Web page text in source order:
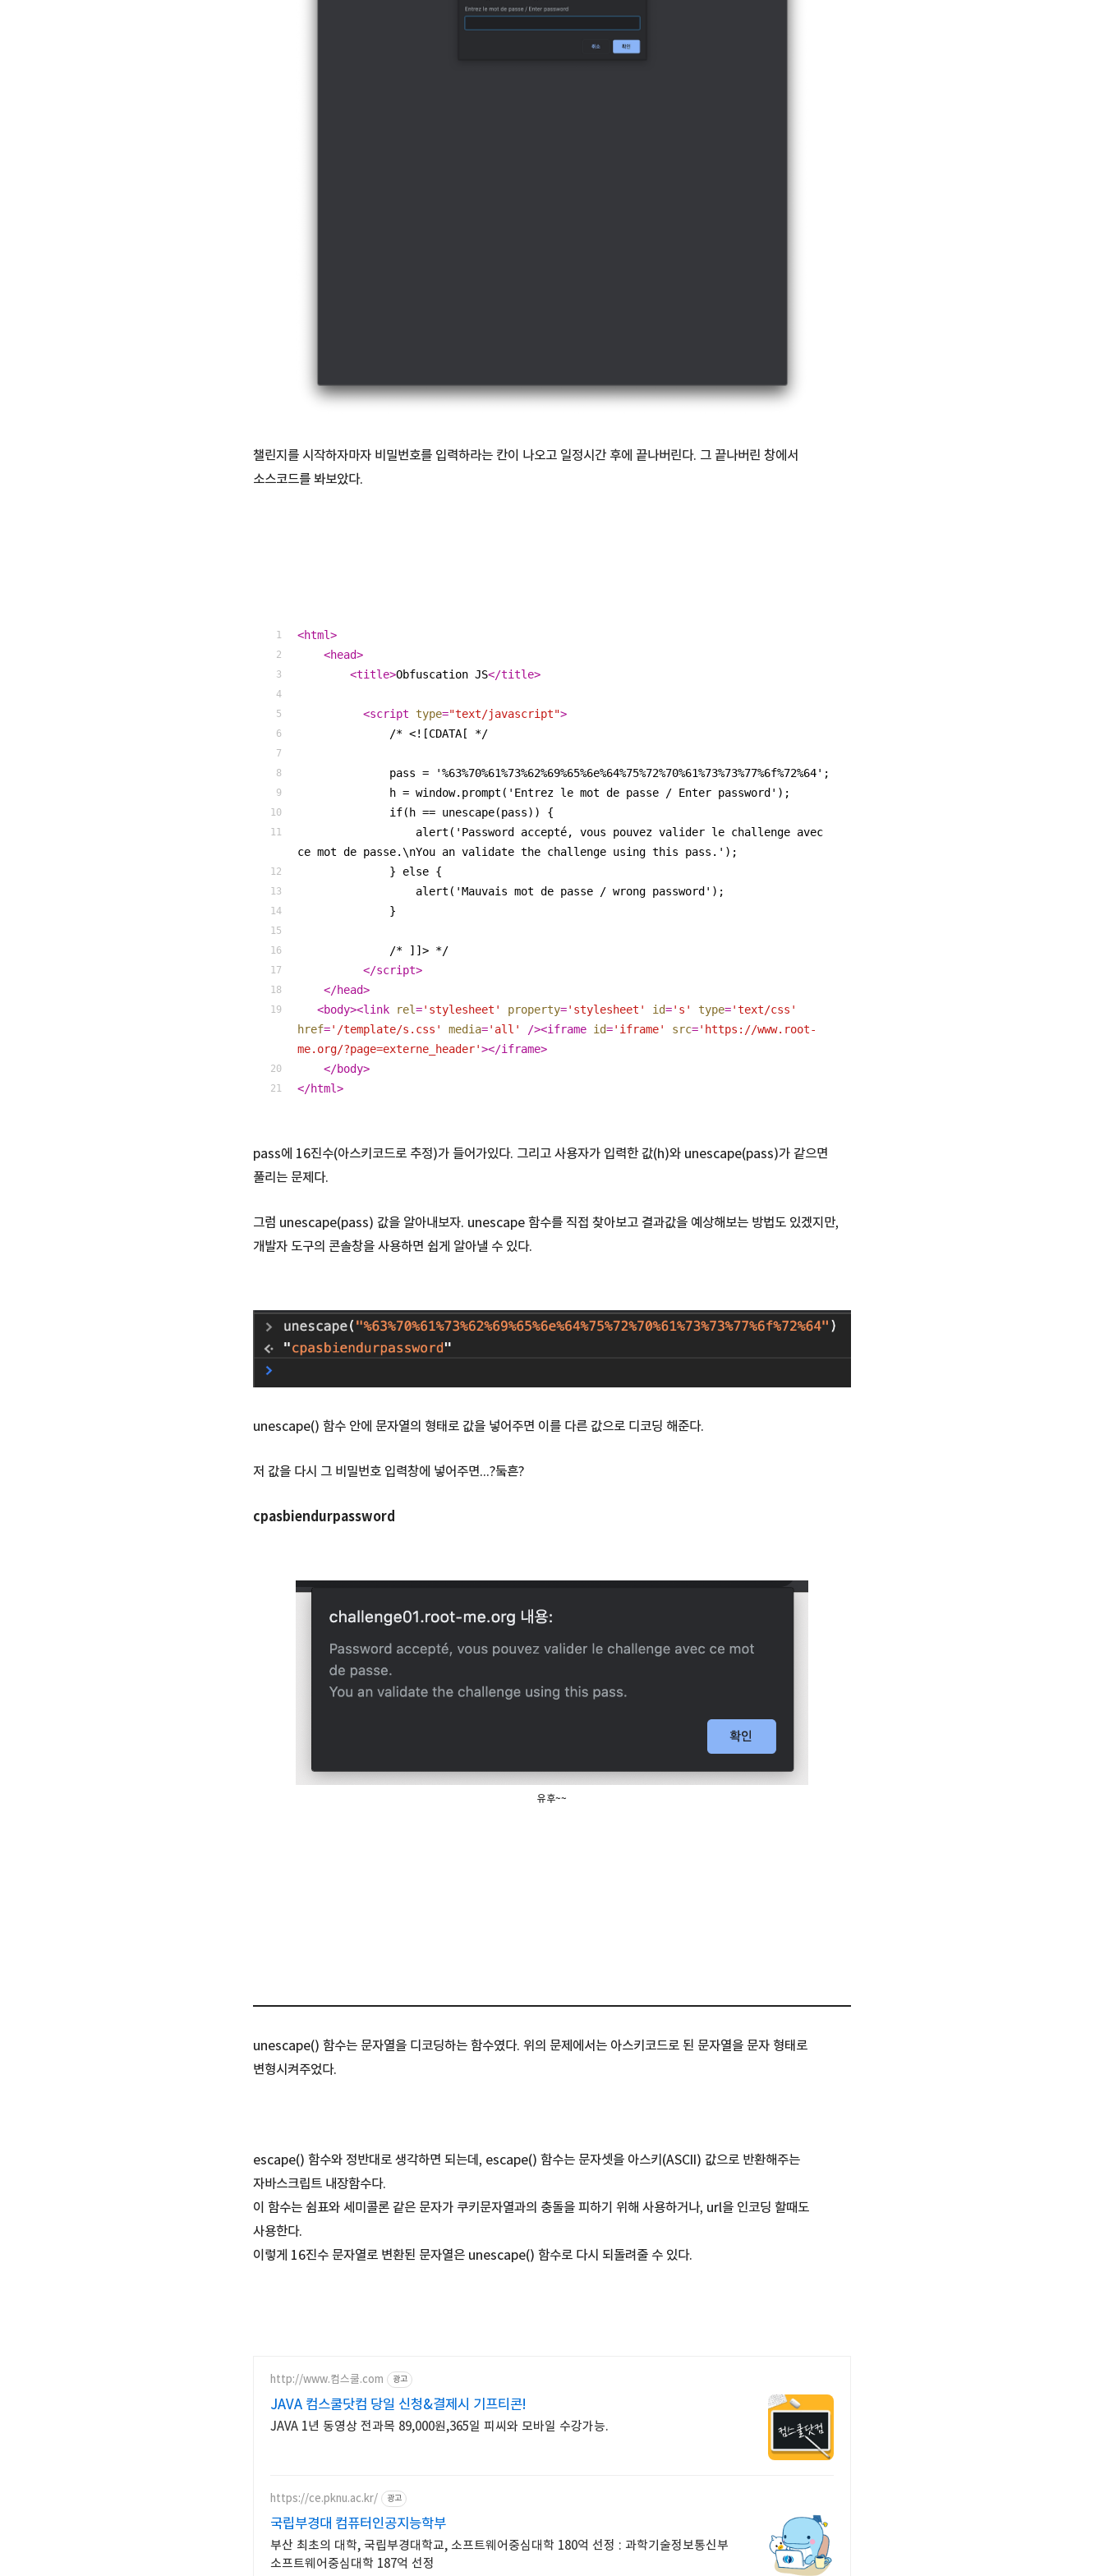
챌린지를 시작하자마자 비밀번호를 입력하라는 칸이 나오고 일정시간 후에 끝나버린다. 그 끝나버린 창에서
소스코드를 봐보았다.
<html>
<head>
<title>Obfuscation JS</title>
<script type="text/javascript">
              /* <![CDATA[ */
              pass = '%63%70%61%73%62%69%65%6e%64%75%72%70%61%73%73%77%6f%72%64';
              h = window.prompt('Entrez le mot de passe / Enter password');
              if(h == unescape(pass)) {
ce mot de passe.\nYou an validate the challenge using this pass.');
              } else {
                  alert('Mauvais mot de passe / wrong password');
              }
              /* ]]> */
</script>
</head>
<body><link rel='stylesheet' property='stylesheet' id='s' type='text/css'
href='/template/s.css' media='all' /><iframe id='iframe' src='https://www.root-
me.org/?page=externe_header'></iframe>
</body>
</html>
pass에 16진수(아스키코드로 추정)가 들어가있다. 그리고 사용자가 입력한 값(h)와 unescape(pass)가 같으면
풀리는 문제다.
그럼 unescape(pass) 값을 알아내보자. unescape 함수를 직접 찾아보고 결과값을 예상해보는 방법도 있겠지만,
개발자 도구의 콘솔창을 사용하면 쉽게 알아낼 수 있다.
unescape() 함수 안에 문자열의 형태로 값을 넣어주면 이를 다른 값으로 디코딩 해준다.
저 값을 다시 그 비밀번호 입력창에 넣어주면...?둨흔?
cpasbiendurpassword
유후~~
unescape() 함수는 문자열을 디코딩하는 함수였다. 위의 문제에서는 아스키코드로 된 문자열을 문자 형태로
변형시켜주었다.
escape() 함수와 정반대로 생각하면 되는데, escape() 함수는 문자셋을 아스키(ASCII) 값으로 반환해주는
자바스크립트 내장함수다.
이 함수는 쉼표와 세미콜론 같은 문자가 쿠키문자열과의 충돌을 피하기 위해 사용하거나, url을 인코딩 할때도
사용한다.
이렇게 16진수 문자열로 변환된 문자열은 unescape() 함수로 다시 되돌려줄 수 있다.
http://www.컴스쿨.com 광고
JAVA 컴스쿨닷컴 당일 신청&결제시 기프티콘!
JAVA 1년 동영상 전과목 89,000원,365일 피씨와 모바일 수강가능.
https://ce.pknu.ac.kr/ 광고
국립부경대 컴퓨터인공지능학부
부산 최초의 대학, 국립부경대학교, 소프트웨어중심대학 180억 선정 : 과학기술정보통신부
소프트웨어중심대학 187억 선정